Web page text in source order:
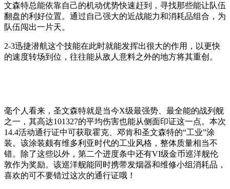
文森特总能依靠自己的机动优势快速赶到，寻找那些能让队伍
翻盘的利好位置。通过自己强大的近战能力和消耗品组合，为
队伍闯出一片天。
2-3迅捷潜航这个技能在此时就能发挥出很大的作用，以更快
的速度转场到位，往往能从敌人意料之外的地方将其重创。
毫个人看来，圣文森特就是当今X级最强势、最全能的战列舰
之一，其高达101327的平均伤害也能从侧面印证这一点。本次
14.4活动通行证中可获取霍克、邓肯和圣文森特的“工业”涂
装。该涂装颇有维多利亚时代的工业风格，整体质量相当不
错。除了这些以外，第二个进度条中还有VI级金币巡洋舰伦
敦作为奖励。该巡洋舰能同时携带发烟器和维修小组消耗品，
喜欢的可不要错过这次的通行证哦！